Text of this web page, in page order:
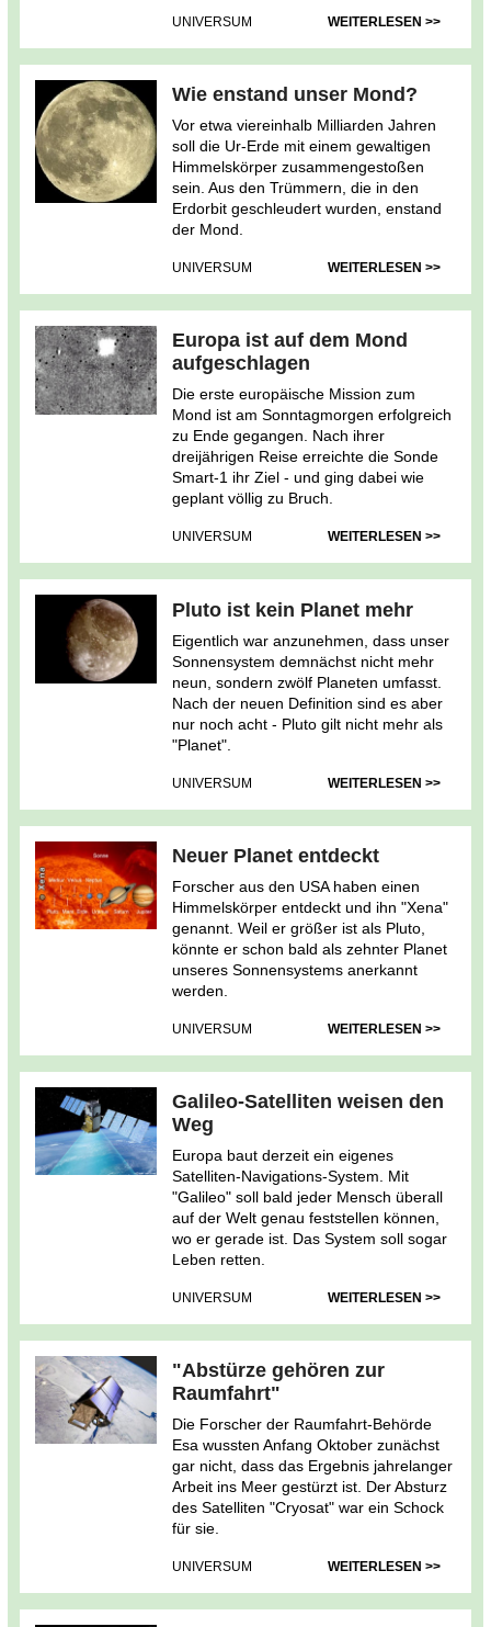
UNIVERSUM WEITERLESEN >>
Wie enstand unser Mond?
Vor etwa viereinhalb Milliarden Jahren
soll die Ur-Erde mit einem gewaltigen
Himmelskörper zusammengestoßen
sein. Aus den Trümmern, die in den
Erdorbit geschleudert wurden, enstand
der Mond.
UNIVERSUM WEITERLESEN >>
Europa ist auf dem Mond
aufgeschlagen
Die erste europäische Mission zum
Mond ist am Sonntagmorgen erfolgreich
zu Ende gegangen. Nach ihrer
dreijährigen Reise erreichte die Sonde
Smart-1 ihr Ziel - und ging dabei wie
geplant völlig zu Bruch.
UNIVERSUM WEITERLESEN >>
Pluto ist kein Planet mehr
Eigentlich war anzunehmen, dass unser
Sonnensystem demnächst nicht mehr
neun, sondern zwölf Planeten umfasst.
Nach der neuen Definition sind es aber
nur noch acht - Pluto gilt nicht mehr als
"Planet".
UNIVERSUM WEITERLESEN >>
Neuer Planet entdeckt
Forscher aus den USA haben einen
Himmelskörper entdeckt und ihn "Xena"
genannt. Weil er größer ist als Pluto,
könnte er schon bald als zehnter Planet
unseres Sonnensystems anerkannt
werden.
UNIVERSUM WEITERLESEN >>
Galileo-Satelliten weisen den
Weg
Europa baut derzeit ein eigenes
Satelliten-Navigations-System. Mit
"Galileo" soll bald jeder Mensch überall
auf der Welt genau feststellen können,
wo er gerade ist. Das System soll sogar
Leben retten.
UNIVERSUM WEITERLESEN >>
"Abstürze gehören zur
Raumfahrt"
Die Forscher der Raumfahrt-Behörde
Esa wussten Anfang Oktober zunächst
gar nicht, dass das Ergebnis jahrelanger
Arbeit ins Meer gestürzt ist. Der Absturz
des Satelliten "Cryosat" war ein Schock
für sie.
UNIVERSUM WEITERLESEN >>